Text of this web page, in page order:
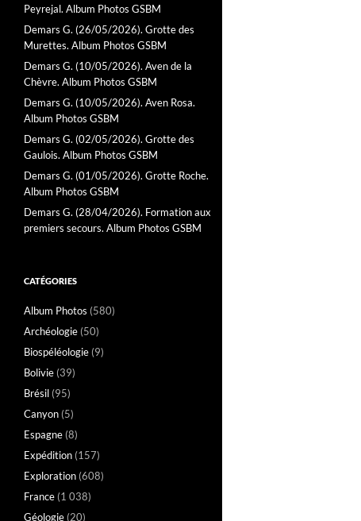
Peyrejal. Album Photos GSBM
Demars G. (26/05/2026). Grotte des
Murettes. Album Photos GSBM
Demars G. (10/05/2026). Aven de la
Chèvre. Album Photos GSBM
Demars G. (10/05/2026). Aven Rosa.
Album Photos GSBM
Demars G. (02/05/2026). Grotte des
Gaulois. Album Photos GSBM
Demars G. (01/05/2026). Grotte Roche.
Album Photos GSBM
Demars G. (28/04/2026). Formation aux
premiers secours. Album Photos GSBM
CATÉGORIES
Album Photos (580)
Archéologie (50)
Biospéléologie (9)
Bolivie (39)
Brésil (95)
Canyon (5)
Espagne (8)
Expédition (157)
Exploration (608)
France (1 038)
Géologie (20)